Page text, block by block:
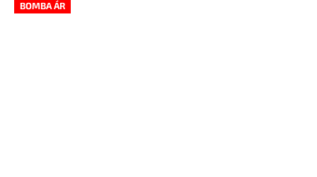
BOMBA ÁR